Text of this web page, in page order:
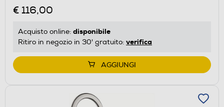
€ 116,00
Acquisto online: disponibile
Ritiro in negozio in 30' gratuito: verifica
AGGIUNGI